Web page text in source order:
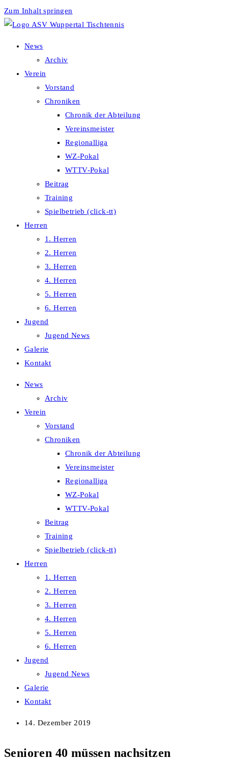
Zum Inhalt springen
News
Archiv
Verein
Vorstand
Chroniken
Chronik der Abteilung
Vereinsmeister
Regionalliga
WZ-Pokal
WTTV-Pokal
Beitrag
Training
Spielbetrieb (click-tt)
Herren
1. Herren
2. Herren
3. Herren
4. Herren
5. Herren
6. Herren
Jugend
Jugend News
Galerie
Kontakt
News
Archiv
Verein
Vorstand
Chroniken
Chronik der Abteilung
Vereinsmeister
Regionalliga
WZ-Pokal
WTTV-Pokal
Beitrag
Training
Spielbetrieb (click-tt)
Herren
1. Herren
2. Herren
3. Herren
4. Herren
5. Herren
6. Herren
Jugend
Jugend News
Galerie
Kontakt
14. Dezember 2019
Senioren 40 müssen nachsitzen